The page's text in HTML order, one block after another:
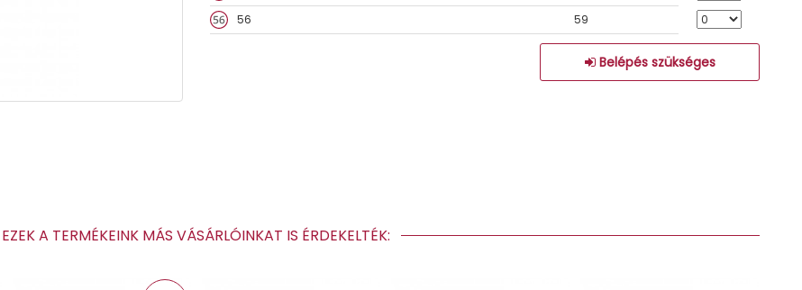
56
59
Belépés szükséges
EZEK A TERMÉKEINK MÁS VÁSÁRLÓINKAT IS ÉRDEKELTÉK: